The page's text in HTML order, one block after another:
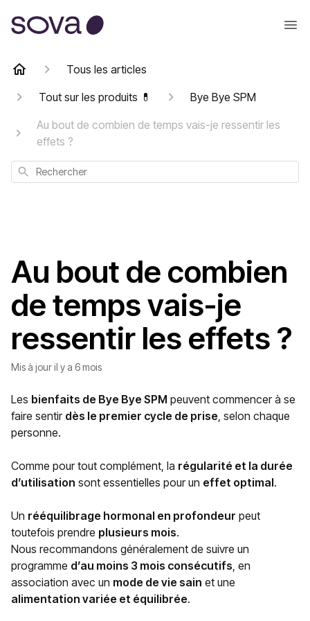
Tous les articles
Tout sur les produits 💊
Bye Bye SPM
Au bout de combien de temps vais-je ressentir les
effets ?
Rechercher
Au bout de combien
de temps vais-je
ressentir les effets ?
Mis à jouril y a 6 mois
Les bienfaits de Bye Bye SPM peuvent commencer à se
faire sentir dès le premier cycle de prise, selon chaque
personne.
Comme pour tout complément, la régularité et la durée
d’utilisation sont essentielles pour un effet optimal.
Un rééquilibrage hormonal en profondeur peut
toutefois prendre plusieurs mois.
Nous recommandons généralement de suivre un
programme d’au moins 3 mois consécutifs, en
association avec un mode de vie sain et une
alimentation variée et équilibrée.